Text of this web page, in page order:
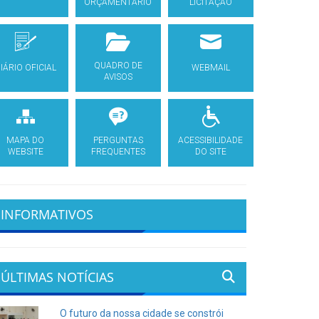
ORÇAMENTÁRIO LICITAÇÃO
OFICIAL
QUADRO DE
AVISOS
WEBMAIL
MAPA DO
WEBSITE
PERGUNTAS
FREQUENTES
ACESSIBILIDADE
DO SITE
INFORMATIVOS
ÚLTIMAS NOTÍCIAS
O futuro da nossa cidade se constrói